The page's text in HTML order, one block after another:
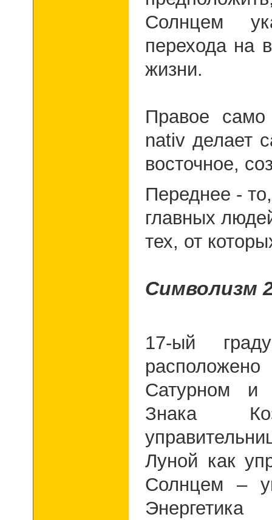
Солнцем
перехода на
жизни.
Правое само
nativделает
восточное,
Переднее -
главных
тех, от
Символизм
17-ый
Сатурном и
Знака
Луной как
Солнцем –